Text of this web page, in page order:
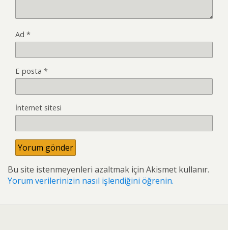
Ad *
E-posta *
İnternet sitesi
Bu site istenmeyenleri azaltmak için Akismet kullanır.
Yorum verilerinizin nasıl işlendiğini öğrenin.